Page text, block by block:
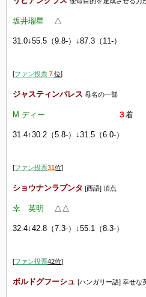
坂井瑠星 △
31.0↓55.5（9.8-）↓87.3（11-）
[ファン投票 ７位]
ジャスティンパレス 母名の一部
M.ディー ３着
31.4↑30.2（5.8-）↓31.5（6.0-）
[ファン投票31位]
ショウナンラプンタ [西語] 頂点
幸 英明 △△
32.4↓42.8（7.3-）↓55.1（8.3-）
[ファン投票42位]
ボルドグフーシュ [ハンガリー語] 幸せな